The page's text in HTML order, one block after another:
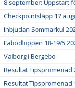
8 september: Uppstart
Checkpointsläpp 17
Inbjudan Sommarkul
Fäbodloppen 18-19/5
Valborg i Bergebo
Resultat Tipspromenad
Resultat Tipspromenad